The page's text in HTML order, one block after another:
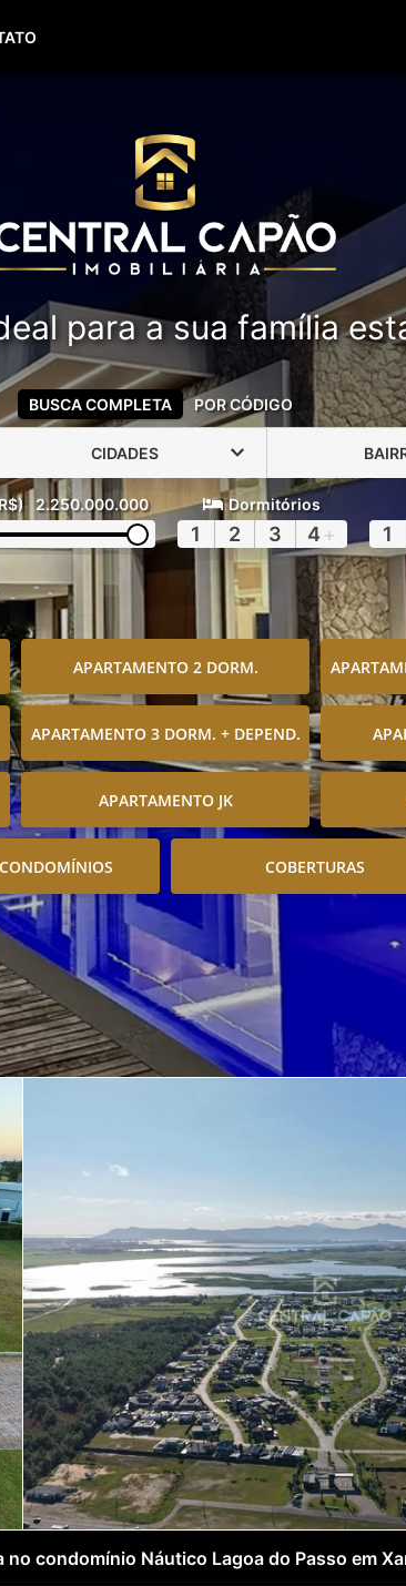
para a sua família
BUSCA COMPLETA POR CÓDIGO
CIDADES
2.250.000.000 Dormitórios
1 2 3 4 + 1
APARTAMENTO 2 DORM.
APARTAMENTO 3 DORM. + DEPEND.
APARTAMENTO JK
COBERTURAS
no condomínio Náutico Lagoa do Passo em